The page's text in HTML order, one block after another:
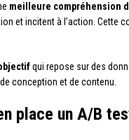
meilleure compréhension
et incitent à l’action. Cette
qui repose sur des
conception et de contenu.
place un A/B